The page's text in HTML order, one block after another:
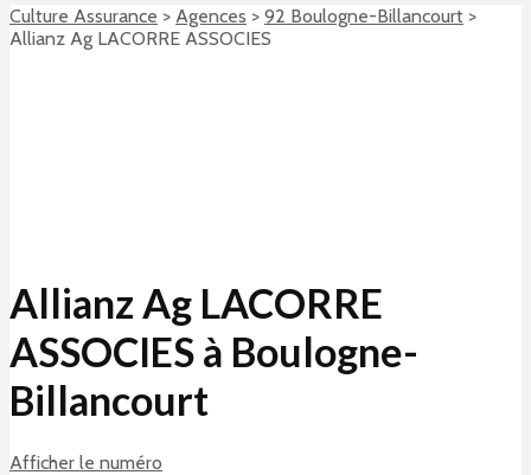
Culture Assurance > Agences > 92 Boulogne-Billancourt >
Allianz Ag LACORRE ASSOCIES
Allianz Ag LACORRE
ASSOCIES à Boulogne-
Billancourt
Afficher le numéro